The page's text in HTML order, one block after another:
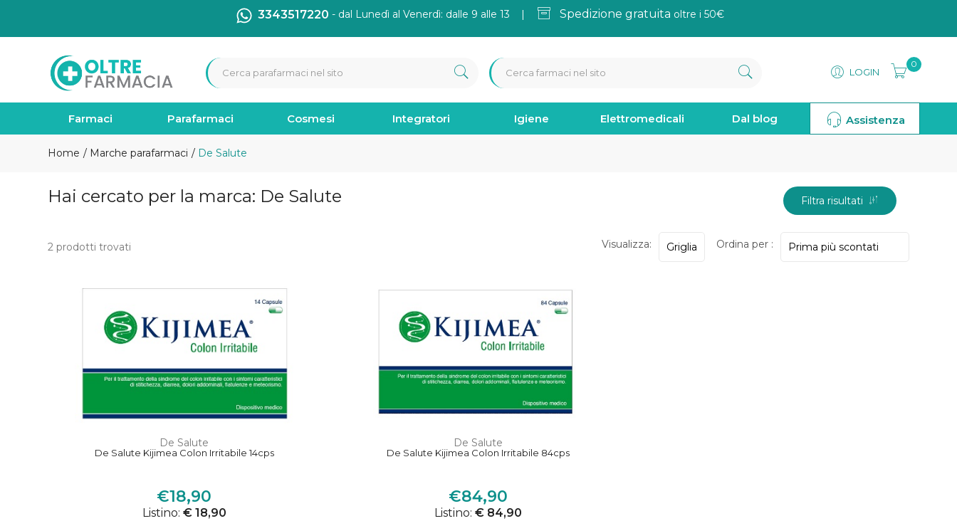
3343517220 - dal Lunedì al Venerdì: dalle 9 alle 13 | Spedizione gratuita oltre i 50€
LOGIN
0
Farmaci Parafarmaci Cosmesi Integratori Igiene Elettromedicali Dal blog Assistenza
Home Marche parafarmaci De Salute
Hai cercato per la marca: De Salute Filtra risultati
2 prodotti trovati Visualizza: Ordina per :
De Salute
De Salute Kijimea Colon Irritabile 14cps
€18,90
Listino: € 18,90
De Salute
De Salute Kijimea Colon Irritabile 84cps
€84,90
Listino:€ 84,90